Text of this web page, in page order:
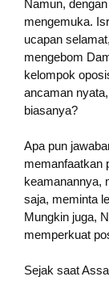
Namun,
mengemuka.
ucapan
mengebom
kelompok
ancaman
biasanya?
Apa pun
memanfaatkan
keamanannya,
saja, meminta
Mungkin juga,
memperkuat
Sejak saat